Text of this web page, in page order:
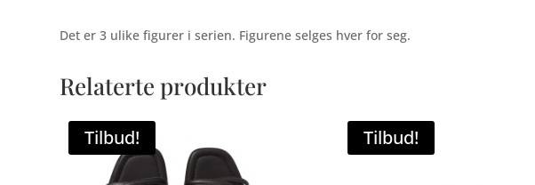
Det er 3 ulike figurer i serien. Figurene selges hver for seg.
Relaterte produkter
Tilbud! Tilbud!